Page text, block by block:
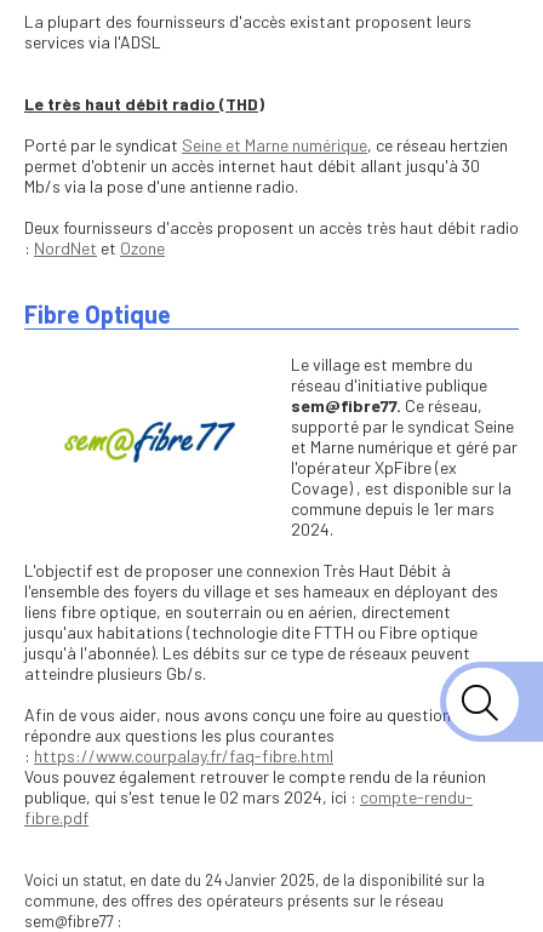
La plupart des fournisseurs d'accès existant proposent leurs
services via l'ADSL
Le très haut débit radio (THD)
Porté par le syndicat Seine et Marne numérique, ce réseau hertzien
permet d'obtenir un accès internet haut débit allant jusqu'à 30
Mb/s via la pose d'une antienne radio.
Deux fournisseurs d'accès proposent un accès très haut débit radio
: NordNet et Ozone
Fibre Optique
Le village est membre du
réseau d'initiative publique
sem@fibre77. Ce réseau,
supporté par le syndicat Seine
et Marne numérique et géré par
l'opérateur XpFibre (ex
Covage) , est disponible sur la
commune depuis le 1er mars
2024.
L'objectif est de proposer une connexion Très Haut Débit à
l'ensemble des foyers du village et ses hameaux en déployant des
liens fibre optique, en souterrain ou en aérien, directement
jusqu'aux habitations (technologie dite FTTH ou Fibre optique
jusqu'à l'abonnée). Les débits sur ce type de réseaux peuvent
atteindre plusieurs Gb/s.
Afin de vous aider, nous avons conçu une foire au question pour
répondre aux questions les plus courantes
: https://www.courpalay.fr/faq-fibre.html
Vous pouvez également retrouver le compte rendu de la réunion
publique, qui s'est tenue le 02 mars 2024, ici : compte-rendu-
fibre.pdf
Voici un statut, en date du 24 Janvier 2025, de la disponibilité sur la
commune, des offres des opérateurs présents sur le réseau
sem@fibre77 :